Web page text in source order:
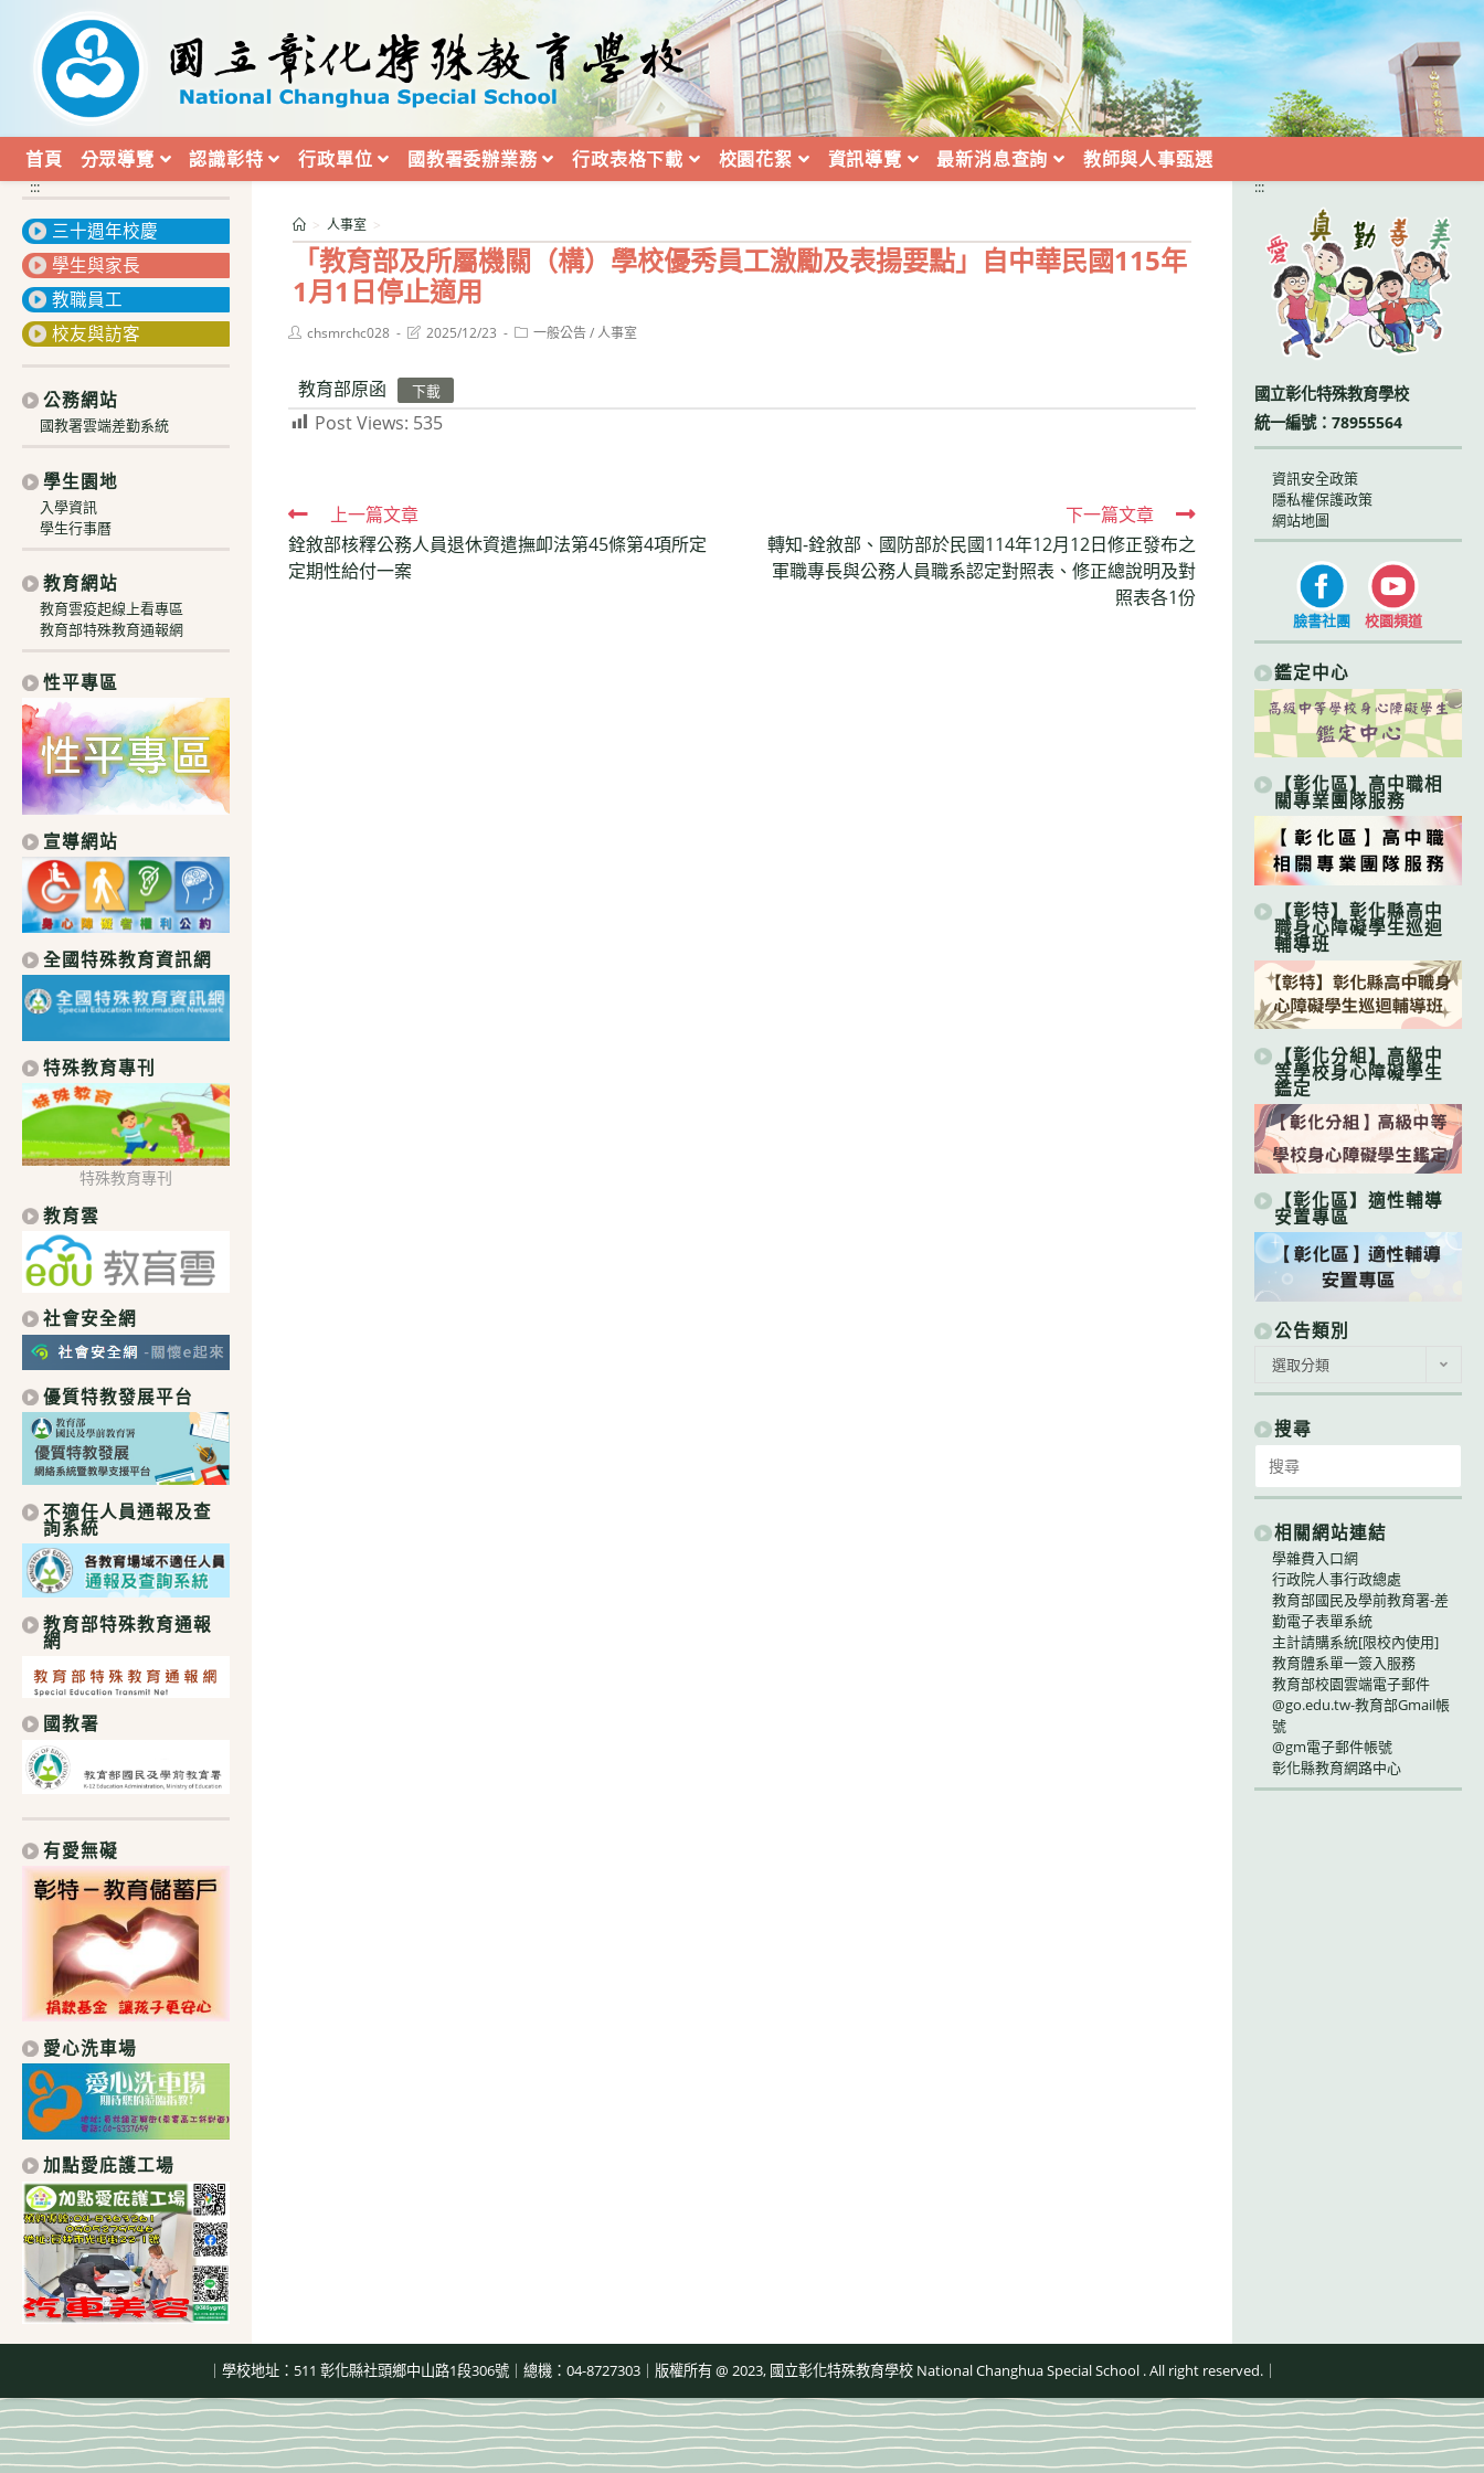
內
首頁 分眾導覽 認識彰特 行政單位 國教署委辦業務 行政表格下載 校園花絮 資訊導覽 最新消息查詢 教師與人事甄選
「教育部及所屬機關（構）學校優秀員工激勵及表揚要點」自中華民國115年
1月1日停止適用
> 人事室 >
Postchsmrchc028
Post2025/12/23
Post一般公告 / 人事室
教育部原函 下載
Post Views: 535
Read
more
articles
上一篇文章
銓敘部核釋公務人員退休資遣撫卹法第45條第4項所定
定期性給付一案
下一篇文章
轉知-銓敘部、國防部於民國114年12月12日修正發布之
軍職專長與公務人員職系認定對照表、修正總說明及對
照表各1份
:::
三十週年校慶
學生與家長
教職員工
校友與訪客
公務網站
國教署雲端差勤系統
學生園地
入學資訊
學生行事曆
教育網站
教育雲疫起線上看專區
教育部特殊教育通報網
性平專區
宣導網站
全國特殊教育資訊網
特殊教育專刊
特殊教育專刊
教育雲
社會安全網
優質特教發展平台
不適任人員通報及查
詢系統
教育部特殊教育通報
網
國教署
有愛無礙
愛心洗車場
加點愛庇護工場
:::
國立彰化特殊教育學校
統一編號：78955564
資訊安全政策
隱私權保護政策
網站地圖
臉書社團 校園頻道
鑑定中心
【彰化區】高中職相
關專業團隊服務
【彰特】彰化縣高中
職身心障礙學生巡迴
輔導班
【彰化分組】高級中
等學校身心障礙學生
鑑定
【彰化區】適性輔導
安置專區
公告類別
類
別
選取分類
搜尋
for:
相關網站連結
學雜費入口網
行政院人事行政總處
教育部國民及學前教育署-差
勤電子表單系統
主計請購系統[限校內使用]
教育體系單一簽入服務
教育部校園雲端電子郵件
@go.edu.tw-教育部Gmail帳
號
@gm電子郵件帳號
彰化縣教育網路中心
｜學校地址：511 彰化縣社頭鄉中山路1段306號｜總機：04-8727303｜版權所有 @ 2023, 國立彰化特殊教育學校 National Changhua Special School . All right reserved.｜